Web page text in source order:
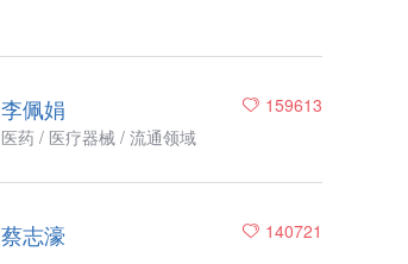
159613
李佩娟
医药 / 医疗器械 / 流通领域
140721
蔡志濠